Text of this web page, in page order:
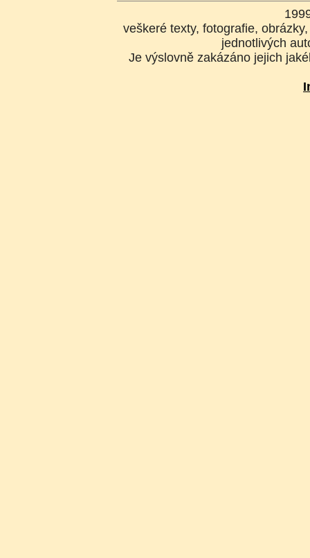
veškeré texty, fotografie,
jednotlivých
Je výslovně zakázáno jejich